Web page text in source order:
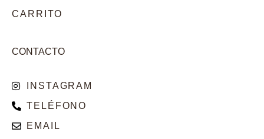
CARRITO
CONTACTO
INSTAGRAM
TELÉFONO
EMAIL